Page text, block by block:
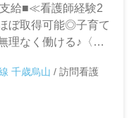
給■≪看護師経験2
ぼ取得可能◎子育て
理なく働ける♪〈賞
千歳烏山 / 訪問看護